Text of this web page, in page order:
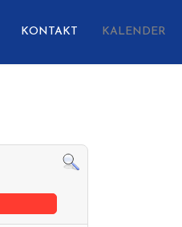
KONTAKT KALENDER